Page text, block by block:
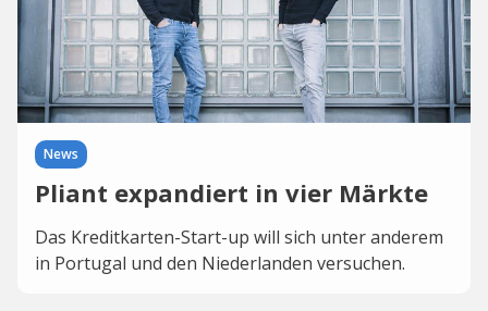
News
Pliant expandiert in vier Märkte
Das Kreditkarten-Start-up will sich unter anderem
in Portugal und den Niederlanden versuchen.